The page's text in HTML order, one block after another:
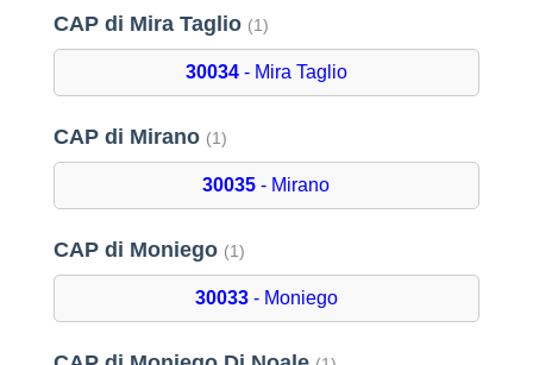
CAP di Mira Taglio (1)
30034- Mira Taglio
CAP di Mirano (1)
30035 - Mirano
CAP di Moniego (1)
30033- Moniego